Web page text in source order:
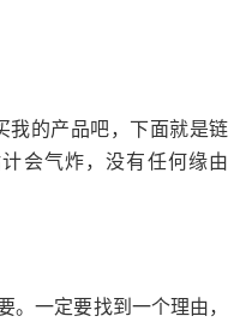
我的产品吧，下面就是链
会气炸，没有任何缘由
。一定要找到一个理由，